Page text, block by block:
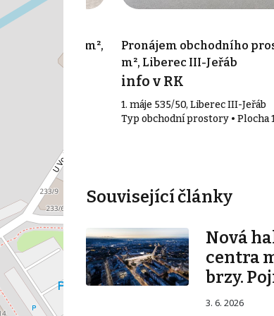
prostoru 95 m²,
Perštýn
95 m²
Pronájem obchodního
m², Liberec III-Jeřáb
info v RK
1. máje 535/50, Liberec III-Jeřáb
Typ obchodní prostory • Plocha
Související články
Nová
centra
brzy.
3. 6. 2026